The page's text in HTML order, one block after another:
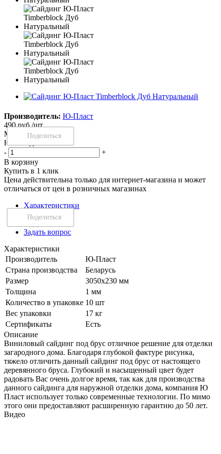
Поделиться
Производитель: Ю-Пласт
490руб./шт
Много
Нашли дешевле?
-
+
В корзину
Купить в 1 клик
Цена действительна только для интернет-магазина и может
отличаться от цен в розничных магазинах
Поделиться
Характеристики
Описание
Видео
Задать вопрос
Характеристики
Производитель
Ю-Пласт
Страна производства
Беларусь
Размер
3050х230 мм
Толщина
1 мм
Количество в упаковке 10 шт
Вес упаковки
17 кг
Сертификаты
Есть
Описание
Виниловый сайдинг под брус отличное решение для отделки
загародного дома. Благодаря глубокой фактуре рисунка,
тяжело отличить данный сайдинг под брус от настоящего
деревянного бруса. Глубокий и насыщенный цвет будет
радовать Вас очень долгое время, так как для производства
данного сайдинга для наружной отделки дома, компания Ю
Пласт использует только современные технологии. По мимо
этого они предоставляют расширенную гарантию до 50 лет.
Видео